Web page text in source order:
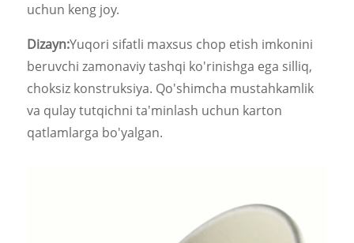
uchun keng joy.
Dizayn:Yuqori sifatli maxsus chop etish imkonini
beruvchi zamonaviy tashqi ko'rinishga ega silliq,
choksiz konstruksiya. Qo'shimcha mustahkamlik
va qulay tutqichni ta'minlash uchun karton
qatlamlarga bo'yalgan.